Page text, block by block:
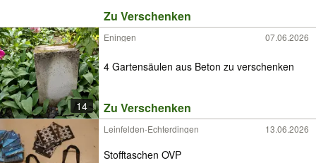
Zu Verschenken
14
Eningen 07.06.2026
4 Gartensäulen aus Beton zu verschenken
Zu Verschenken
Leinfelden-Echterdingen 13.06.2026
Stofftaschen OVP